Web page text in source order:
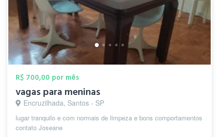
R$ 700,00 por mês
vagas para meninas
Encruzilhada, Santos - SP
lugar tranquilo e com normais de limpeza e bons comportamentos
contato Joseane